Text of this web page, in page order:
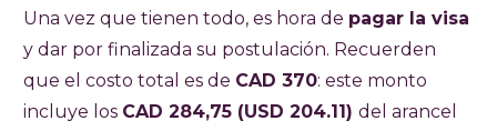
Una vez que tienen todo, es hora de pagar la visa
y dar por finalizada su postulación. Recuerden
que el costo total es de CAD 370: este monto
incluye los CAD 284,75 (USD 204.11) del arancel